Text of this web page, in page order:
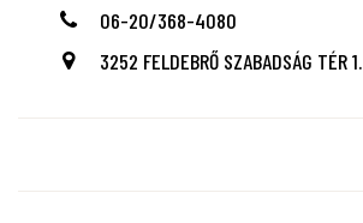
06-20/368-4080
3252 FELDEBRŐ SZABADSÁG TÉR 1.